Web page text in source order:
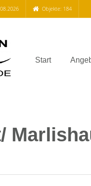
Objekte: 184
Start